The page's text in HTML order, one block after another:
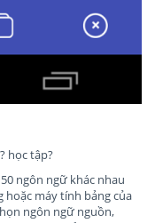
học tập?
ngôn ngữ khác nhau
máy tính bảng của
ngôn ngữ nguồn,